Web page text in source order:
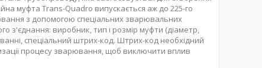
муфта Trans-Quadro випускається аж до 225-го
з допомогою спеціальних зварювальних
з'єднання: виробник, тип і розмір муфти (діаметр,
спеціальний штрих-код. Штрих-код необхідний
процесу зварювання, щоб виключити вплив